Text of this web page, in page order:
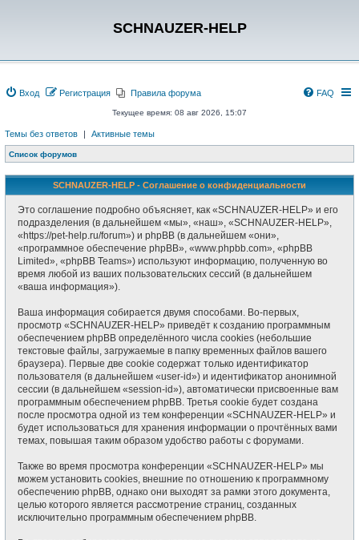
SCHNAUZER-HELP
Вход Регистрация Правила форума FAQ
Текущее время: 08 авг 2026, 15:07
Темы без ответов | Активные темы
Список форумов
SCHNAUZER-HELP - Соглашение о конфиденциальности
Это соглашение подробно объясняет, как «SCHNAUZER-HELP» и его
подразделения (в дальнейшем «мы», «наш», «SCHNAUZER-HELP»,
«https://pet-help.ru/forum») и phpBB (в дальнейшем «они»,
«программное обеспечение phpBB», «www.phpbb.com», «phpBB
Limited», «phpBB Teams») используют информацию, полученную во
время любой из ваших пользовательских сессий (в дальнейшем
«ваша информация»).
Ваша информация собирается двумя способами. Во-первых,
просмотр «SCHNAUZER-HELP» приведёт к созданию программным
обеспечением phpBB определённого числа cookies (небольшие
текстовые файлы, загружаемые в папку временных файлов вашего
браузера). Первые две cookie содержат только идентификатор
пользователя (в дальнейшем «user-id») и идентификатор анонимной
сессии (в дальнейшем «session-id»), автоматически присвоенные вам
программным обеспечением phpBB. Третья cookie будет создана
после просмотра одной из тем конференции «SCHNAUZER-HELP» и
будет использоваться для хранения информации о прочтённых вами
темах, повышая таким образом удобство работы с форумами.
Также во время просмотра конференции «SCHNAUZER-HELP» мы
можем установить cookies, внешние по отношению к программному
обеспечению phpBB, однако они выходят за рамки этого документа,
целью которого является рассмотрение страниц, созданных
исключительно программным обеспечением phpBB.